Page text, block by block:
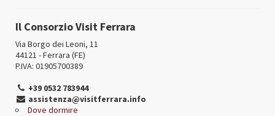
Il Consorzio Visit Ferrara
Via Borgo dei Leoni, 11
44121 - Ferrara (FE)
P.IVA: 01905700389
+39 0532 783944
assistenza@visitferrara.info
Dove dormire